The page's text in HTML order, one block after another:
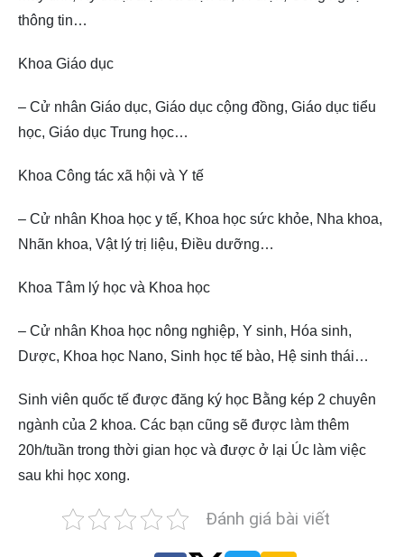
thông tin…
Khoa Giáo dục
– Cử nhân Giáo dục, Giáo dục cộng đồng, Giáo dục tiểu
học, Giáo dục Trung học…
Khoa Công tác xã hội và Y tế
– Cử nhân Khoa học y tế, Khoa học sức khỏe, Nha khoa,
Nhãn khoa, Vật lý trị liệu, Điều dưỡng…
Khoa Tâm lý học và Khoa học
– Cử nhân Khoa học nông nghiệp, Y sinh, Hóa sinh,
Dược, Khoa học Nano, Sinh học tế bào, Hệ sinh thái…
Sinh viên quốc tế được đăng ký học Bằng kép 2 chuyên
ngành của 2 khoa. Các bạn cũng sẽ được làm thêm
20h/tuần trong thời gian học và được ở lại Úc làm việc
sau khi học xong.
Đánh giá bài viết